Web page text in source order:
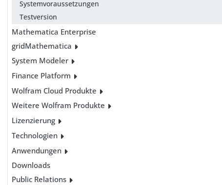
Systemvoraussetzungen
Testversion
Mathematica Enterprise
gridMathematica
System Modeler
Finance Platform
Wolfram Cloud Produkte
Weitere Wolfram Produkte
Lizenzierung
Technologien
Anwendungen
Downloads
Public Relations